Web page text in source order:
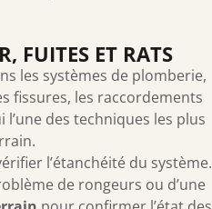
FUITES ET RATS
les systèmes de plomberie,
fissures, les raccordements
l’une des techniques les plus
l’étanchéité du système.
de rongeurs ou d’une